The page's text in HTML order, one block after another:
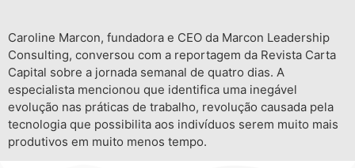
Caroline Marcon, fundadora e CEO da Marcon Leadership
Consulting, conversou com a reportagem da Revista Carta
Capital sobre a jornada semanal de quatro dias. A
especialista mencionou que identifica uma inegável
evolução nas práticas de trabalho, revolução causada pela
tecnologia que possibilita aos indivíduos serem muito mais
produtivos em muito menos tempo.